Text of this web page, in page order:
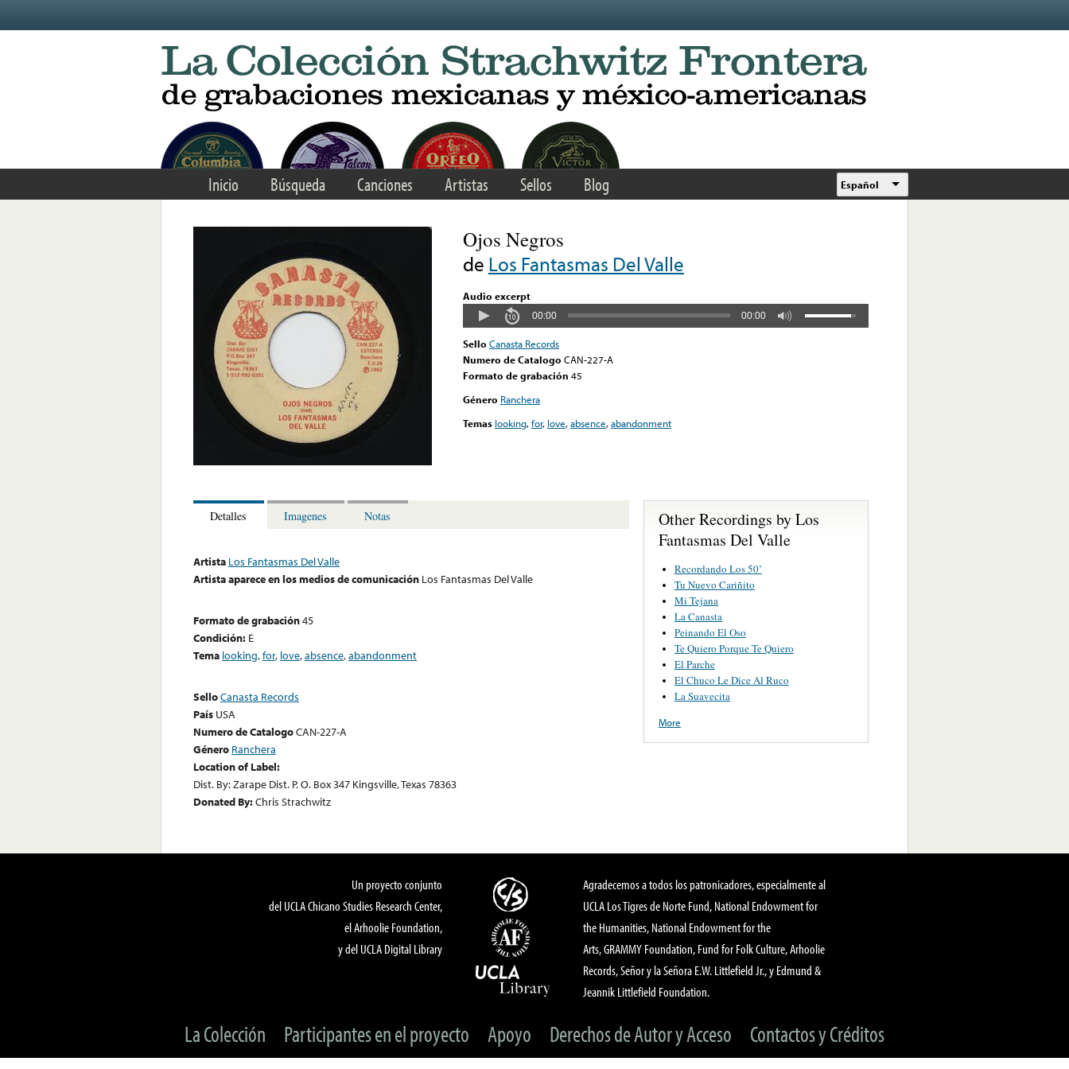
Inicio Búsqueda Canciones Artistas Sellos Blog Español
Ojos Negros
de Los Fantasmas Del Valle
Audio excerpt
00:00 00:00
Sello Canasta Records
Numero de Catalogo CAN-227-A
Formato de grabación 45
Género Ranchera
Temas looking,for, love,absence,abandonment
Detalles Imagenes Notas
Artista Los Fantasmas Del Valle
Artista aparece en los medios de comunicación Los Fantasmas Del Valle
Formato de grabación45
Condición: E
Tema looking,for, love,absence,abandonment
SelloCanasta Records
País USA
Numero de CatalogoCAN-227-A
Género Ranchera
Location of Label:
Dist. By: Zarape Dist. P. O. Box 347 Kingsville, Texas 78363
Donated By:Chris Strachwitz
Other Recordings by Los
Fantasmas Del Valle
Recordando Los 50’
Tu Nuevo Cariñito
Mi Tejana
La Canasta
Peinando El Oso
Te Quiero Porque Te Quiero
El Parche
El Chuco Le Dice Al Ruco
La Suavecita
More
Un proyecto conjunto
del UCLA Chicano Studies Research Center,
el Arhoolie Foundation,
y del UCLA Digital Library
Agradecemos a todos los patronicadores, especialmente al
UCLA Los Tigres de Norte Fund, National Endowment for
the Humanities, National Endowment for the
Arts, GRAMMY Foundation, Fund for Folk Culture, Arhoolie
Records, Señor y la Señora E.W. Littlefield Jr., y Edmund &
Jeannik Littlefield Foundation.
La Colección Participantes en el proyecto Apoyo Derechos de Autor y Acceso Contactos y Créditos